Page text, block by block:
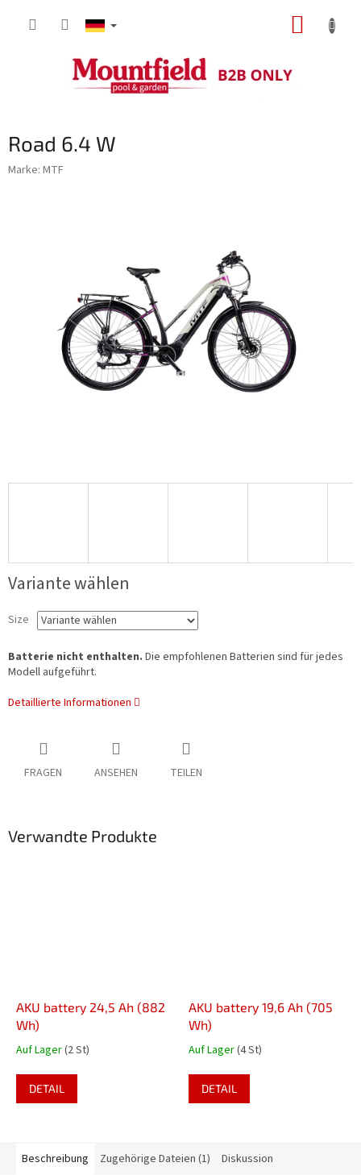
Road 6.4 W
Marke: MTF
Variante wählen
Size
Batterie nicht enthalten. Die empfohlenen Batterien sind für jedes
Modell aufgeführt.
Detaillierte Informationen
FRAGEN ANSEHEN TEILEN
Verwandte Produkte
AKU battery 24,5 Ah (882
Wh)
Auf Lager(2 St)
DETAIL
AKU battery 19,6 Ah (705
Wh)
Auf Lager(4 St)
DETAIL
Beschreibung Zugehörige Dateien (1) Diskussion